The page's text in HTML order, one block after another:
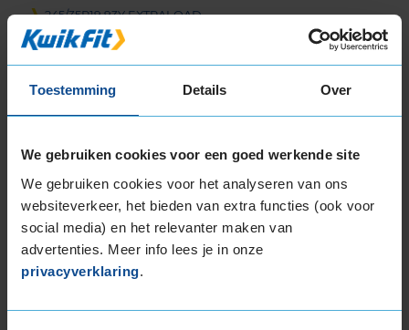
Toestemming Details Over
We gebruiken cookies voor een goed werkende site
We gebruiken cookies voor het analyseren van ons
websiteverkeer, het bieden van extra functies (ook voor
social media) en het relevanter maken van
advertenties. Meer info lees je in onze
privacyverklaring.
245/35R19 93Y EXTRALOAD
245/35R19 93Y EXTRALOAD
245/40R19 98Y EXTRALOAD
255/30R19 91Y EXTRALOAD
255/35R19 96Y EXTRALOAD
265/30R19 93Y EXTRALOAD
265/30R19 93Y EXTRALOAD
265/35R19 98Y EXTRALOAD
265/35R19 98Y EXTRALOAD
265/35R19 98Y EXTRALOAD